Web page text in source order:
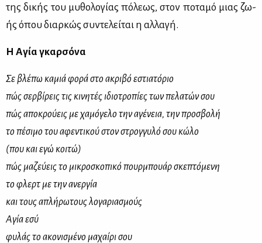
της δι­κής του μυ­θο­λο­γί­ας πό­λε­ως, στον πο­τα­μό μιας ζω­
ής όπου διαρ­κώς συ­ντε­λεί­ται η αλ­λα­γή.
Η Αγία γκαρσόνα
Σε βλέπω καμιά φορά στο ακριβό εστιατόριο
πώς σερβίρεις τις κινητές ιδιοτροπίες των πελατών σου
πώς αποκρούεις με χαμόγελο την αγένεια, την προσβολή
το πέσιμο του αφεντικού στον στρογγυλό σου κώλο
(που και εγώ κοιτώ)
πώς μαζεύεις το μικροσκοπικό πουρμπουάρ σκεπτόμενη
το φλερτ με την ανεργία
και τους απλήρωτους λογαριασμούς
Αγία εσύ
φυλάς το ακονισμένο μαχαίρι σου